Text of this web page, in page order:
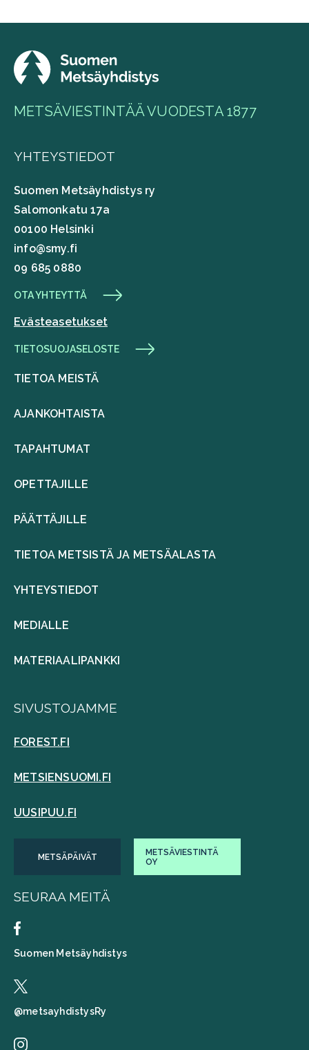
METSÄVIESTINTÄÄ VUODESTA 1877
YHTEYSTIEDOT
Suomen Metsäyhdistys ry
Salomonkatu 17a
00100 Helsinki
info@smy.fi
09 685 0880
OTA YHTEYTTÄ
Evästeasetukset
TIETOSUOJASELOSTE
TIETOA MEISTÄ
AJANKOHTAISTA
TAPAHTUMAT
OPETTAJILLE
PÄÄTTÄJILLE
TIETOA METSISTÄ JA METSÄALASTA
YHTEYSTIEDOT
MEDIALLE
MATERIAALIPANKKI
SIVUSTOJAMME
FOREST.FI
METSIENSUOMI.FI
UUSIPUU.FI
METSÄPÄIVÄT
METSÄVIESTINTÄ
OY
SEURAA MEITÄ
Suomen Metsäyhdistys
@metsayhdistysRy